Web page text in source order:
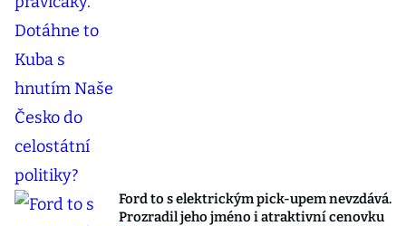
Ford to s elektrickým pick-upem nevzdává.
Prozradil jeho jméno i atraktivní cenovku